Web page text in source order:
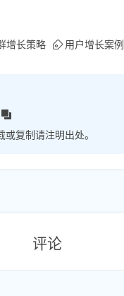
增长策略 用户增长案例
复制请注明出处。
评论